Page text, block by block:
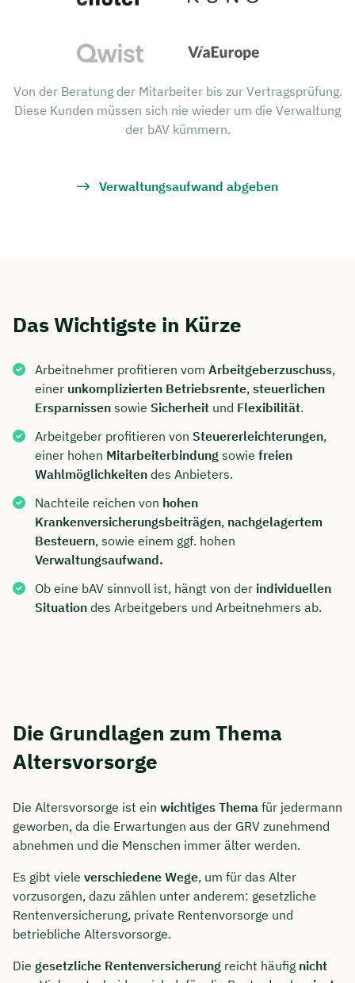
Von der Beratung der Mitarbeiter bis zur Vertragsprüfung.
Diese Kunden müssen sich nie wieder um die Verwaltung
der bAV kümmern.
Verwaltungsaufwand abgeben
Das Wichtigste in Kürze
Arbeitnehmer profitieren vom Arbeitgeberzuschuss,
einer unkomplizierten Betriebsrente, steuerlichen
Ersparnissen sowie Sicherheit und Flexibilität.
Arbeitgeber profitieren von Steuererleichterungen,
einer hohen Mitarbeiterbindung sowie freien
Wahlmöglichkeiten des Anbieters.
Nachteile reichen von hohen
Krankenversicherungsbeiträgen, nachgelagertem
Besteuern, sowie einem ggf. hohen
Verwaltungsaufwand.
Ob eine bAV sinnvoll ist, hängt von der individuellen
Situation des Arbeitgebers und Arbeitnehmers ab.
Die Grundlagen zum Thema
Altersvorsorge
Die Altersvorsorge ist ein wichtiges Thema für jedermann
geworben, da die Erwartungen aus der GRV zunehmend
abnehmen und die Menschen immer älter werden.
Es gibt viele verschiedene Wege, um für das Alter
vorzusorgen, dazu zählen unter anderem: gesetzliche
Rentenversicherung, private Rentenvorsorge und
betriebliche Altersvorsorge.
Die gesetzliche Rentenversicherung reicht häufig nicht